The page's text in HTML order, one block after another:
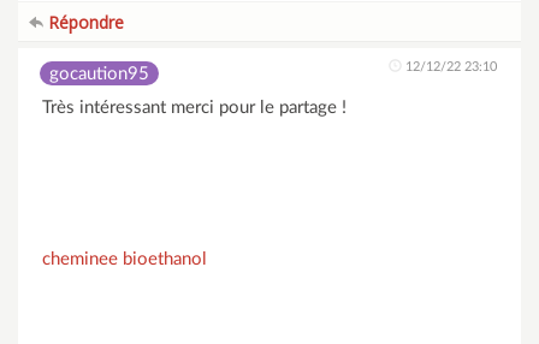
Répondre
gocaution95 12/12/22 23:10
Très intéressant merci pour le partage !
cheminee bioethanol